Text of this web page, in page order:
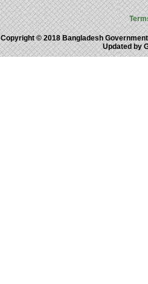
Copyright © 2018 Bangladesh
Updated by